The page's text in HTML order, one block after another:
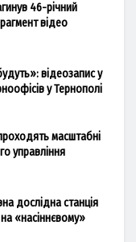
46-річний
відео
відеозапис у
у Тернополі
масштабні
управління
дослідна станція
«насіннєвому»